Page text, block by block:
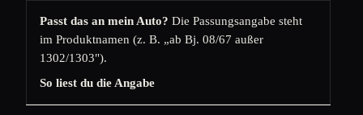
Passt das an mein Auto? Die Passungsangabe steht
im Produktnamen (z. B. „ab Bj. 08/67 außer
1302/1303").
So liest du die Angabe